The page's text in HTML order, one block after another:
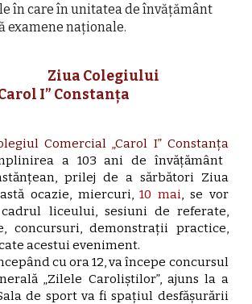
în care în unitatea de învățământ
examene naționale.
I” Constanța
Comercial „Carol I” Constanța
a 103 ani de învățământ
prilej de a sărbători Ziua
ocazie, miercuri,10 mai, se vor
liceului, sesiuni de referate,
concursuri, demonstrații practice,
acestui eveniment.
cu ora 12, va începe concursul
„Zilele Caroliștilor”, ajuns la a
de sport va fi spațiul desfășurării